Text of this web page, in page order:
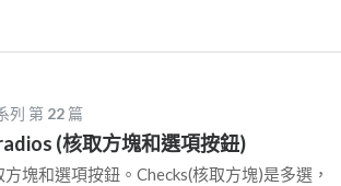
列 第 22 篇
(核取方塊和選項按鈕)
塊和選項按鈕。Checks(核取方塊)是多選，